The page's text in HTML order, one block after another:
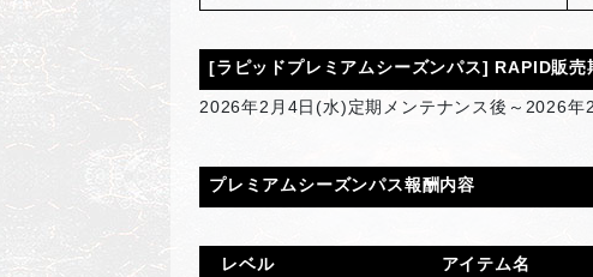
[ラピッドプレミアムシーズンパス] RAPID販売
2026年2月4日(水)定期メンテナンス後～2026
プレミアムシーズンパス報酬内容
レベル アイテム名